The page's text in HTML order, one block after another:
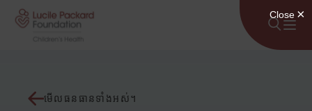
រំលងទៅមាតិកា
មើលធនធានទាំងអស់។